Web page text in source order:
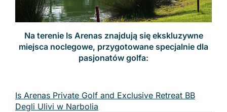
Na terenie Is Arenas znajdują się ekskluzywne
miejsca noclegowe, przygotowane specjalnie dla
pasjonatów golfa:
Is Arenas Private Golf and Exclusive Retreat BB
Degli Ulivi w Narbolia